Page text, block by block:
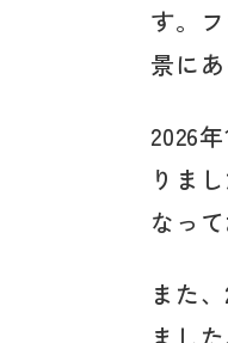
す。
景に
2026
りま
なっ
また